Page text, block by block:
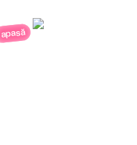
apasă